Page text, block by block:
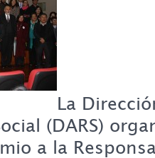
La
(DARS)
a la